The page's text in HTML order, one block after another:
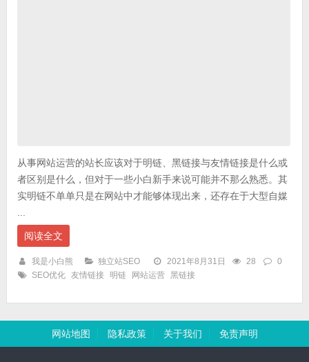
从事网站运营的站长应该对于明链、黑链接与友情链接是什么或
者区别是什么，但对于一些小白新手来说可能并不那么熟悉。其
实明链不单单只是在网站中才能够体现出来，还存在于大型自媒
...
阅读全文
我是小白熊 独立站SEO 2021年8月31日 28
0
SEO优化 友情链接 明链 网站运营 黑链接
网站地图 隐私政策 关于我们 免责声明